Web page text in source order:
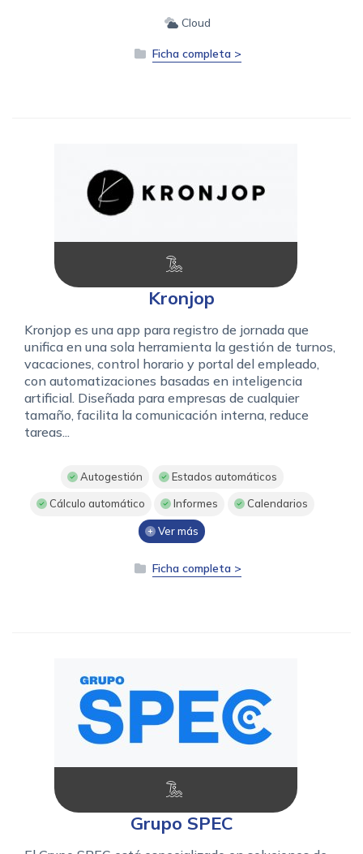
Cloud
Ficha completa >
Kronjop
Kronjop es una app para registro de jornada que
unifica en una sola herramienta la gestión de turnos,
vacaciones, control horario y portal del empleado,
con automatizaciones basadas en inteligencia
artificial. Diseñada para empresas de cualquier
tamaño, facilita la comunicación interna, reduce
tareas...
Autogestión Estados automáticos
Cálculo automático Informes Calendarios
Ver más
Ficha completa >
Grupo SPEC